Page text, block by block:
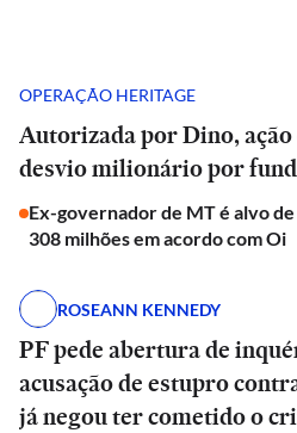
OPERAÇÃO HERITAGE
Autorizada por Dino,
desvio milionário por
Ex-governador de MT é alvo
308 milhões em acordo com Oi
ROSEANN KENNEDY
PF pede abertura de
acusação de estupro
já negou ter cometido o